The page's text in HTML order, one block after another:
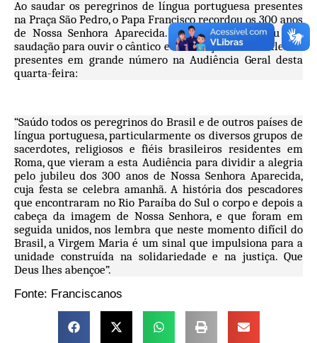
Ao saudar os peregrinos de língua portuguesa presentes
na Praça São Pedro, o Papa Francisco recordou os 300 anos
de Nossa Senhora Aparecida. O Papa interrompeu sua
saudação para ouvir o cântico e a saudação dos brasileiros
presentes em grande número na Audiência Geral desta
quarta-feira:
“Saúdo todos os peregrinos do Brasil e de outros países de
língua portuguesa, particularmente os diversos grupos de
sacerdotes, religiosos e fiéis brasileiros residentes em
Roma, que vieram a esta Audiência para dividir a alegria
pelo jubileu dos 300 anos de Nossa Senhora Aparecida,
cuja festa se celebra amanhã. A história dos pescadores
que encontraram no Rio Paraíba do Sul o corpo e depois a
cabeça da imagem de Nossa Senhora, e que foram em
seguida unidos, nos lembra que neste momento difícil do
Brasil, a Virgem Maria é um sinal que impulsiona para a
unidade construída na solidariedade e na justiça. Que
Deus lhes abençoe”.
Fonte: Franciscanos